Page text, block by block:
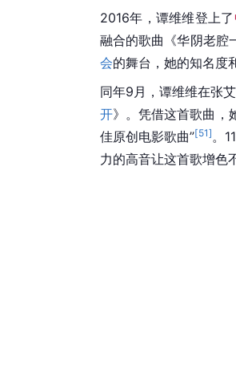
2016年，谭维维登上了
融合的歌曲《华阴老腔
会的舞台，她的知名度
同年9月，谭维维在张
开》。凭借这首歌曲，
佳原创电影歌曲”[51]。
力的高音让这首歌增色